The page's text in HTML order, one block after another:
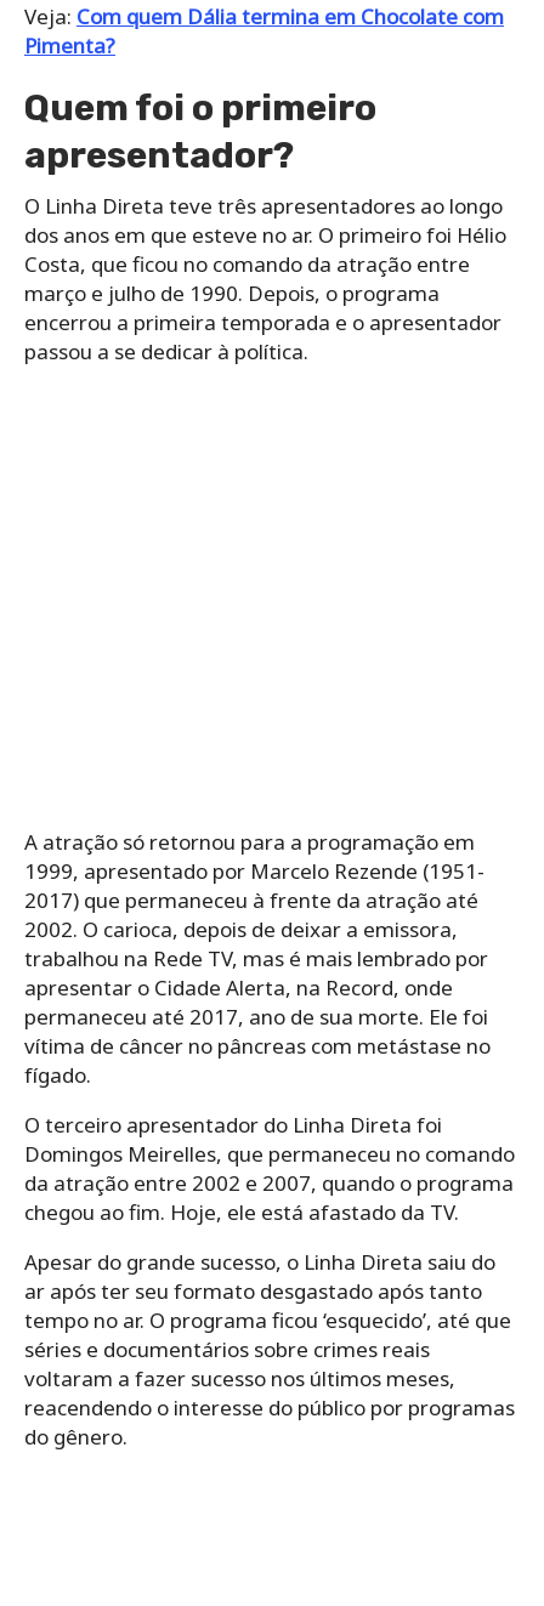
Veja: Com quem Dália termina em Chocolate com
Pimenta?
Quem foi o primeiro
apresentador?
O Linha Direta teve três apresentadores ao longo
dos anos em que esteve no ar. O primeiro foi Hélio
Costa, que ficou no comando da atração entre
março e julho de 1990. Depois, o programa
encerrou a primeira temporada e o apresentador
passou a se dedicar à política.
A atração só retornou para a programação em
1999, apresentado por Marcelo Rezende (1951-
2017) que permaneceu à frente da atração até
2002. O carioca, depois de deixar a emissora,
trabalhou na Rede TV, mas é mais lembrado por
apresentar o Cidade Alerta, na Record, onde
permaneceu até 2017, ano de sua morte. Ele foi
vítima de câncer no pâncreas com metástase no
fígado.
O terceiro apresentador do Linha Direta foi
Domingos Meirelles, que permaneceu no comando
da atração entre 2002 e 2007, quando o programa
chegou ao fim. Hoje, ele está afastado da TV.
Apesar do grande sucesso, o Linha Direta saiu do
ar após ter seu formato desgastado após tanto
tempo no ar. O programa ficou ‘esquecido’, até que
séries e documentários sobre crimes reais
voltaram a fazer sucesso nos últimos meses,
reacendendo o interesse do público por programas
do gênero.